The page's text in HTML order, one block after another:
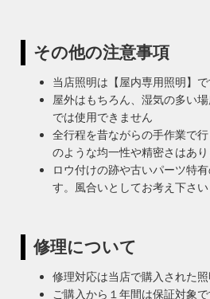
その他の注意事項
当店照明は【屋内専用照明】で
屋外はもちろん、湿気の多い
では使用できません
全行程を昔ながらの手作業で
のような均一性や精密さはあ
ロウ付けの跡や古いパーツ特
す。風合いとしてお考え下さい
修理について
修理対応は当店で購入された
ご購入から１年間は保証対象で